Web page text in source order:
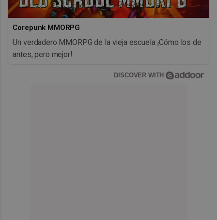
Corepunk MMORPG
Un verdadero MMORPG de la vieja escuela ¡Cómo los de
antes, pero mejor!
DISCOVER WITH